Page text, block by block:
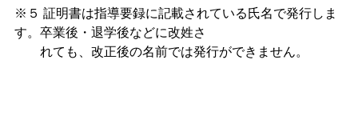
※５ 証明書は指導要録に記載されている氏名で発行しま
す。卒業後・退学後などに改姓さ
れても、改正後の名前では発行ができません。